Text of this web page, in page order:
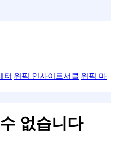
터 |위픽 인사이트서클|위픽 마
없습니다